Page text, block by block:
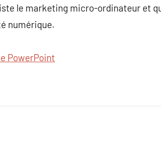
le marketing micro-ordinateur et
numérique.
PowerPoint